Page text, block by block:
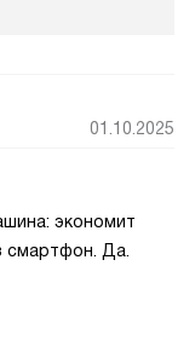
01.10.2025
экономит
смартфон. Да.